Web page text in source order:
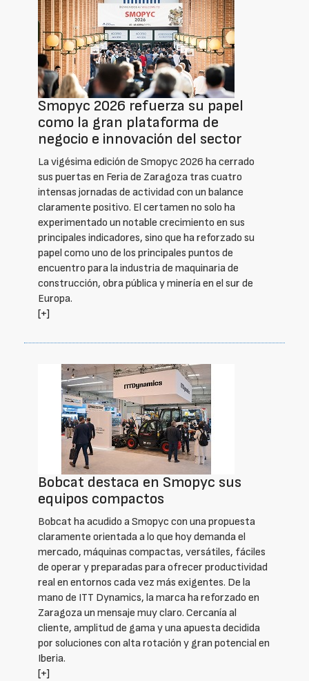
Smopyc 2026 refuerza su papel
como la gran plataforma de
negocio e innovación del sector
La vigésima edición de Smopyc 2026 ha cerrado
sus puertas en Feria de Zaragoza tras cuatro
intensas jornadas de actividad con un balance
claramente positivo. El certamen no solo ha
experimentado un notable crecimiento en sus
principales indicadores, sino que ha reforzado su
papel como uno de los principales puntos de
encuentro para la industria de maquinaria de
construcción, obra pública y minería en el sur de
Europa.
[+]
Bobcat destaca en Smopyc sus
equipos compactos
Bobcat ha acudido a Smopyc con una propuesta
claramente orientada a lo que hoy demanda el
mercado, máquinas compactas, versátiles, fáciles
de operar y preparadas para ofrecer productividad
real en entornos cada vez más exigentes. De la
mano de ITT Dynamics, la marca ha reforzado en
Zaragoza un mensaje muy claro. Cercanía al
cliente, amplitud de gama y una apuesta decidida
por soluciones con alta rotación y gran potencial en
Iberia.
[+]